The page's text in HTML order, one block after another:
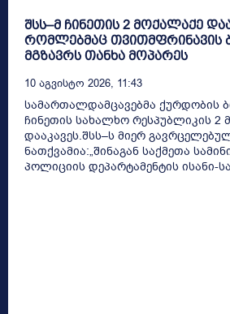
შსს–მ ჩინეთის 2 მოქალაქე
რომლებმაც თვითმფრინავის
მგზავრს თანხა მოპარეს
10 Აგვისტო 2026, 11:43
სამართალდამცავებმა ქურდობის
ჩინეთის სახალხო რესპუბლიკის 2
დააკავეს.შსს–ს მიერ
ნათქვამია:„შინაგან საქმეთა
პოლიციის დეპარტამენტის ისანი-